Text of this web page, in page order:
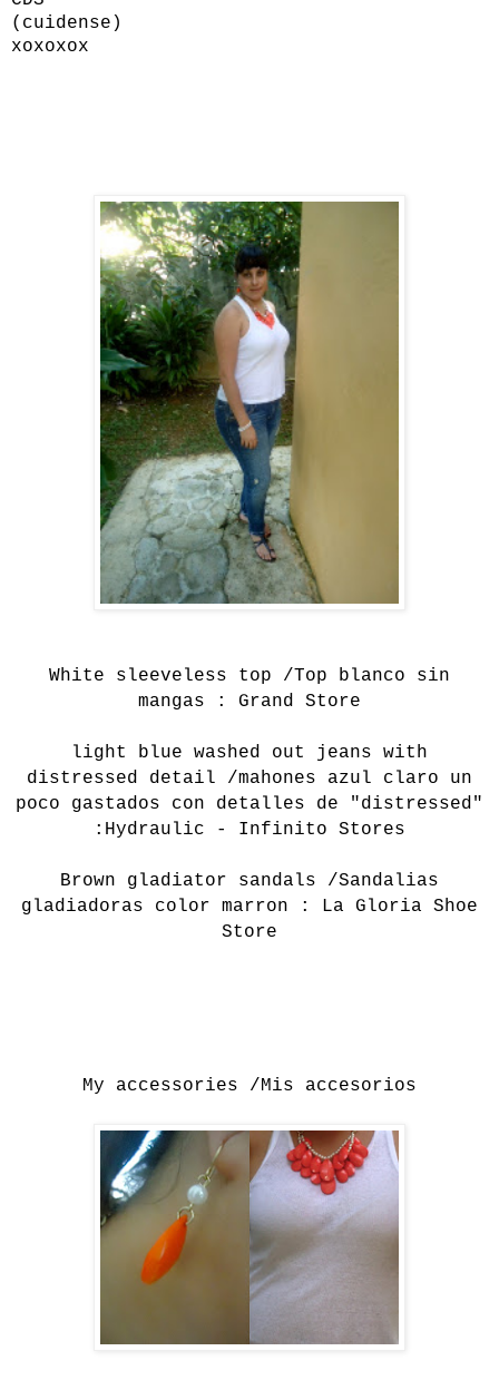
(cuidense)
xoxoxox
White sleeveless top /Top blanco sin
mangas : Grand Store
light blue washed out jeans with
distressed detail /mahones azul claro un
poco gastados con detalles de "distressed"
:Hydraulic - Infinito Stores
Brown gladiator sandals /Sandalias
gladiadoras color marron : La Gloria Shoe
Store
My accessories /Mis accesorios